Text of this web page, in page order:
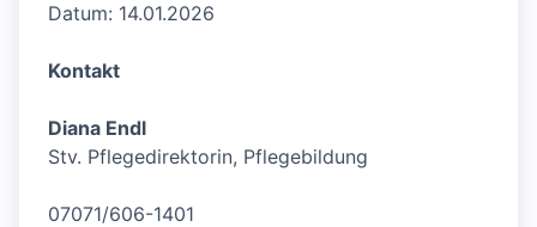
Datum: 14.01.2026
Kontakt
Diana Endl
Stv. Pflegedirektorin, Pflegebildung
07071/606-1401